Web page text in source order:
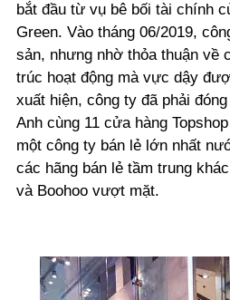
bắt đầu từ vụ bê bối tài chính
Green. Vào tháng 06/2019,
sản, nhưng nhờ thỏa thuận về
trúc hoạt động mà vực dậy
xuất hiện, công ty đã phải
Anh cùng 11 cửa hàng
một công ty bán lẻ lớn nhất
các hãng bán lẻ tầm trung
và Boohoo vượt mặt.